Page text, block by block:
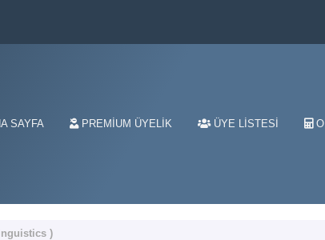
SAYFA PREMIUM ÜYELIK ÜYE LISTESI
)